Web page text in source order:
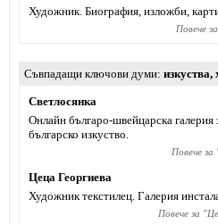
Художник. Биография, изложби,
Повече
Съвпадащи ключови думи изкуства,
Светлосянка
Онлайн българо-швейцарска
българско изкуство.
Повече за
Цеца Георгиева
Художник текстилец. Галерия
Повече за "